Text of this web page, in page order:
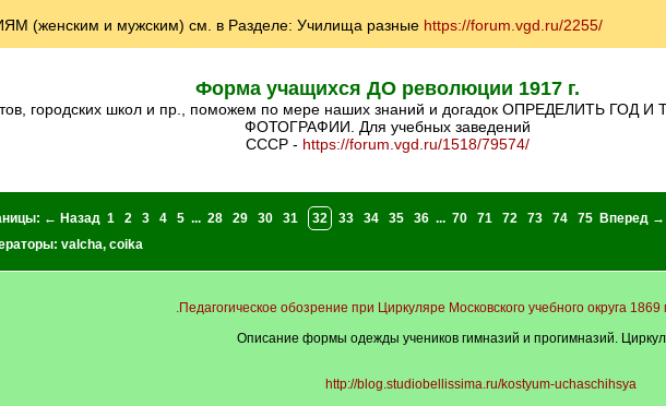
и мужским) см. в Разделе: Училища разные https://forum.vgd.ru/2255/
Форма учащихся ДО революции 1917 г.
ФОТОГРАФИИ. Для учебных заведений
СССР - https://forum.vgd.ru/1518/79574/
← Назад 1 2 3 4 5 ... 28 29 30 31 32 33 34 35 36 ... 70 71 72 73 74 75
Вперед →
valcha, coika
.Педагогическое обозрение при Циркуляре Московского учебного округа
Описание формы одежды учеников гимназий и прогимназий.
http://blog.studiobellissima.ru/kostyum-uchaschihsya